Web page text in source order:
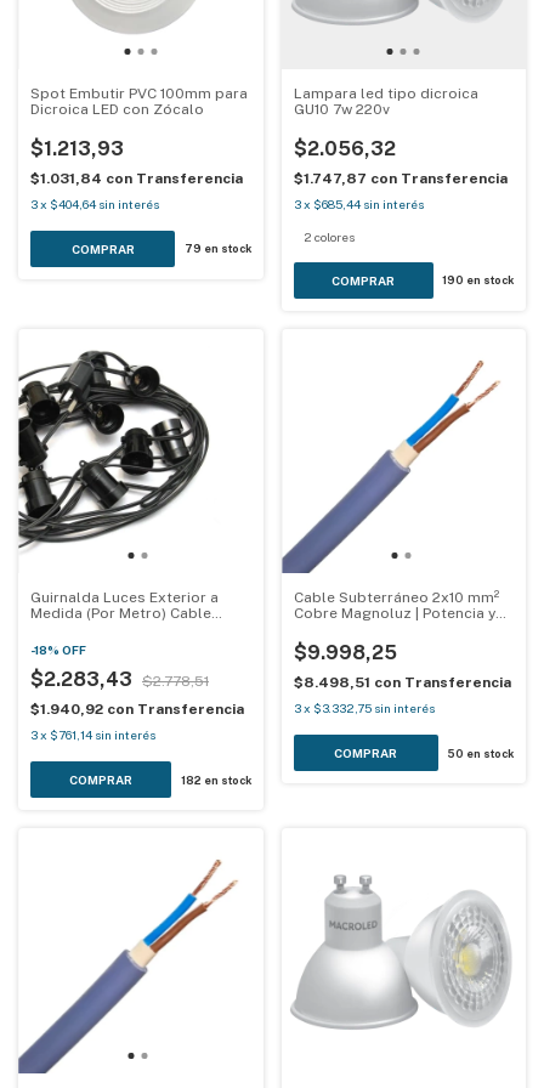
Spot Embutir PVC 100mm para
Dicroica LED con Zócalo
$1.213,93
$1.031,84 con Transferencia
3x $404,64 sin interés
79 en stock
Lampara led tipo dicroica
GU10 7w 220v
$2.056,32
$1.747,87 con Transferencia
3 x $685,44 sin interés
2 colores
COMPRAR 190 en stock
Guirnalda Luces Exterior a
Medida (Por Metro) Cable
-18% OFF
$2.283,43
$2.778,51
$1.940,92 con Transferencia
3x $761,14 sin interés
182 en stock
Cable Subterráneo 2x10 mm²
Cobre Magnoluz | Potencia y
$9.998,25
$8.498,51 con Transferencia
3 x $3.332,75 sin interés
50 en stock